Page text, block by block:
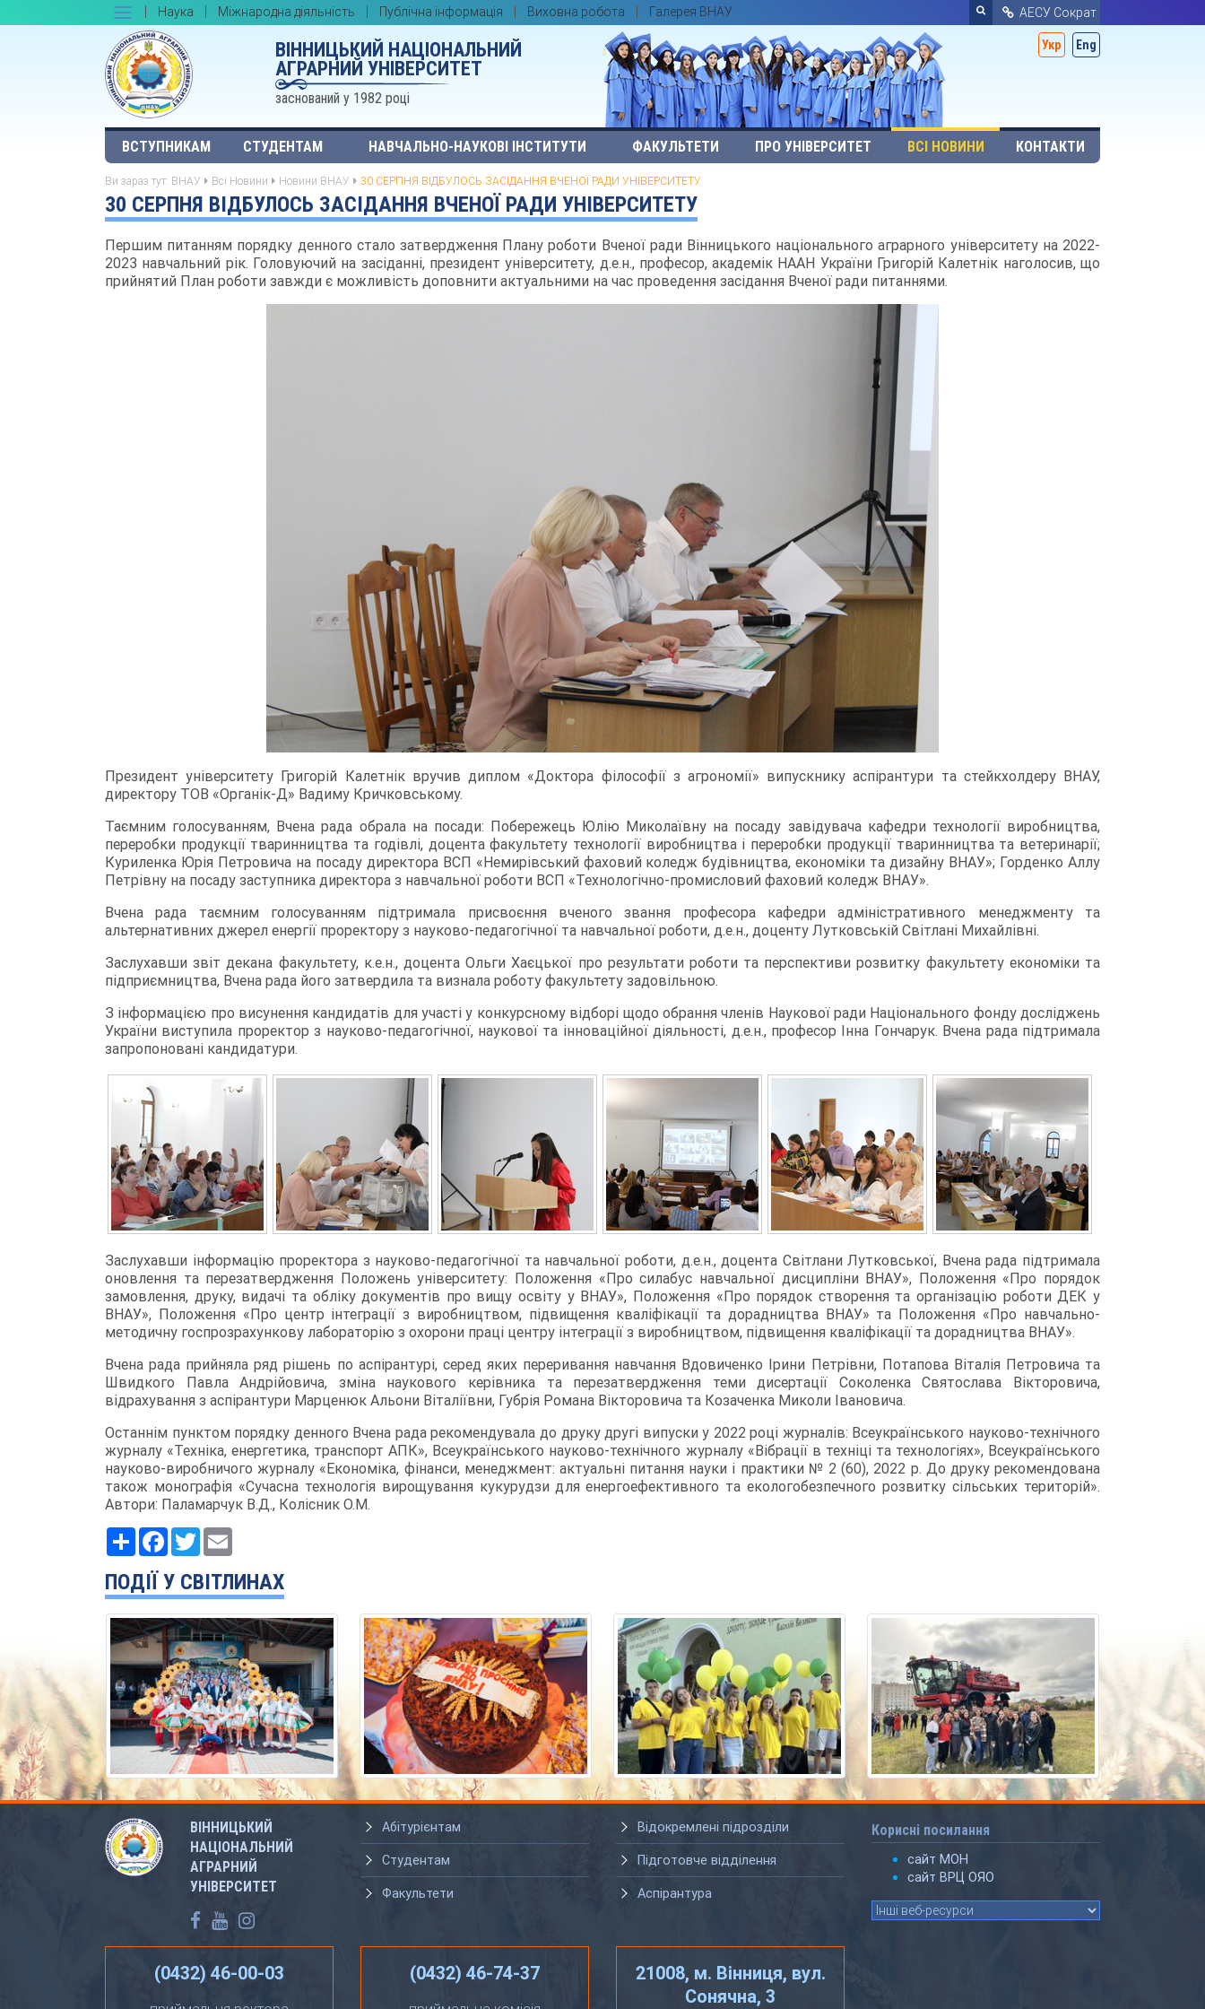
Наука Міжнародна діяльність Публічна інформація Виховна робота Галерея ВНАУ АЕСУ Сократ
ВІННИЦЬКИЙ НАЦІОНАЛЬНИЙ
АГРАРНИЙ УНІВЕРСИТЕТ
заснований у 1982 році
Укр Eng
ВСТУПНИКАМ СТУДЕНТАМ НАВЧАЛЬНО-НАУКОВІ ІНСТИТУТИ ФАКУЛЬТЕТИ ПРО УНІВЕРСИТЕТ ВСІ НОВИНИ КОНТАКТИ
Ви зараз тут: ВНАУ Всі Новини Новини ВНАУ 30 СЕРПНЯ ВІДБУЛОСЬ ЗАСІДАННЯ ВЧЕНОЇ РАДИ УНІВЕРСИТЕТУ
30 СЕРПНЯ ВІДБУЛОСЬ ЗАСІДАННЯ ВЧЕНОЇ РАДИ УНІВЕРСИТЕТУ
Першим питанням порядку денного стало затвердження Плану роботи Вченої ради Вінницького національного аграрного університету на 2022-
2023 навчальний рік. Головуючий на засіданні, президент університету, д.е.н., професор, академік НААН України Григорій Калетнік наголосив, що
прийнятий План роботи завжди є можливість доповнити актуальними на час проведення засідання Вченої ради питаннями.
Президент університету Григорій Калетнік вручив диплом «Доктора філософії з агрономії» випускнику аспірантури та стейкхолдеру ВНАУ,
директору ТОВ «Органік-Д» Вадиму Кричковському.
Таємним голосуванням, Вчена рада обрала на посади: Побережець Юлію Миколаївну на посаду завідувача кафедри технології виробництва,
переробки продукції тваринництва та годівлі, доцента факультету технології виробництва і переробки продукції тваринництва та ветеринарії;
Куриленка Юрія Петровича на посаду директора ВСП «Немирівський фаховий коледж будівництва, економіки та дизайну ВНАУ»; Горденко Аллу
Петрівну на посаду заступника директора з навчальної роботи ВСП «Технологічно-промисловий фаховий коледж ВНАУ».
Вчена рада таємним голосуванням підтримала присвоєння вченого звання професора кафедри адміністративного менеджменту та
альтернативних джерел енергії проректору з науково-педагогічної та навчальної роботи, д.е.н., доценту Лутковській Світлані Михайлівні.
Заслухавши звіт декана факультету, к.е.н., доцента Ольги Хаєцької про результати роботи та перспективи розвитку факультету економіки та
підприємництва, Вчена рада його затвердила та визнала роботу факультету задовільною.
З інформацією про висунення кандидатів для участі у конкурсному відборі щодо обрання членів Наукової ради Національного фонду досліджень
України виступила проректор з науково-педагогічної, наукової та інноваційної діяльності, д.е.н., професор Інна Гончарук. Вчена рада підтримала
запропоновані кандидатури.
Заслухавши інформацію проректора з науково-педагогічної та навчальної роботи, д.е.н., доцента Світлани Лутковської, Вчена рада підтримала
оновлення та перезатвердження Положень університету: Положення «Про силабус навчальної дисципліни ВНАУ», Положення «Про порядок
замовлення, друку, видачі та обліку документів про вищу освіту у ВНАУ», Положення «Про порядок створення та організацію роботи ДЕК у
ВНАУ», Положення «Про центр інтеграції з виробництвом, підвищення кваліфікації та дорадництва ВНАУ» та Положення «Про навчально-
методичну госпрозрахункову лабораторію з охорони праці центру інтеграції з виробництвом, підвищення кваліфікації та дорадництва ВНАУ».
Вчена рада прийняла ряд рішень по аспірантурі, серед яких переривання навчання Вдовиченко Ірини Петрівни, Потапова Віталія Петровича та
Швидкого Павла Андрійовича, зміна наукового керівника та перезатвердження теми дисертації Соколенка Святослава Вікторовича,
відрахування з аспірантури Марценюк Альони Віталіївни, Губрія Романа Вікторовича та Козаченка Миколи Івановича.
Останнім пунктом порядку денного Вчена рада рекомендувала до друку другі випуски у 2022 році журналів: Всеукраїнського науково-технічного
журналу «Техніка, енергетика, транспорт АПК», Всеукраїнського науково-технічного журналу «Вібрації в техніці та технологіях», Всеукраїнського
науково-виробничого журналу «Економіка, фінанси, менеджмент: актуальні питання науки і практики № 2 (60), 2022 р. До друку рекомендована
також монографія «Сучасна технологія вирощування кукурудзи для енергоефективного та екологобезпечного розвитку сільських територій».
Автори: Паламарчук В.Д., Колісник О.М.
РесурсFacebook
Twitter
ПОДІЇ У СВІТЛИНАХ
ВІННИЦЬКИЙ
НАЦІОНАЛЬНИЙ
АГРАРНИЙ
УНІВЕРСИТЕТ
Абітурієнтам
Студентам
Факультети
Відокремлені підрозділи
Підготовче відділення
Аспірантура
Корисні посилання
сайт МОН
сайт ВРЦ ОЯО
(0432) 46-00-03 (0432) 46-74-37
21008, м. Вінниця, вул.
Сонячна, 3